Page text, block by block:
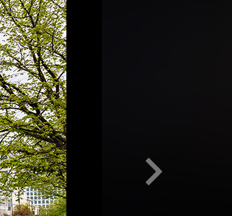
van Begrip
voor een Gevaarlijke
voor Ziektes en Verwondingen
en Eerlijkheid
Huwelijk
van Emoties
voor het Drugsprobleem